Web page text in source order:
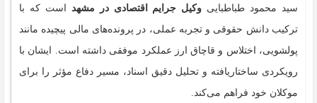
سید محمود طباطبایی وکیل جرایم اقتصادی در مشهد است که با
ترکیب دانش حقوقی و تجربه عملی، در پرونده‌های مالی پیچیده مانند
پولشویی، اختلاس و قاچاق ارز عملکرد موفقی داشته است. ایشان با
رویکردی ساختاریافته و تحلیل دقیق اسناد، مسیر دفاع مؤثر را برای
موکلان خود فراهم می‌کند.